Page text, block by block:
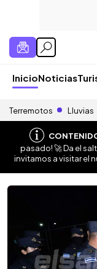
InicioNoticias
Terremotos Lluvias
pasado! 🚀 Da el
invitamos a visitar el